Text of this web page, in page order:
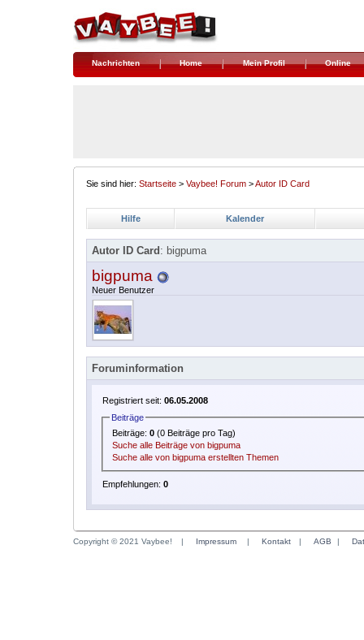
Nachrichten Home Mein Profil Online
Sie sind hier: Startseite > Vaybee! Forum >Autor ID Card
Hilfe Kalender
Autor ID Card : bigpuma
bigpuma
Neuer Benutzer
Foruminformation
Registriert seit: 06.05.2008
Beiträge
Beiträge:0 (0 Beiträge pro Tag)
Suche alle Beiträge von bigpuma
Suche alle von bigpuma erstellten Themen
Empfehlungen: 0
Copyright © 2021 Vaybee! | Impressum | Kontakt | AGB |